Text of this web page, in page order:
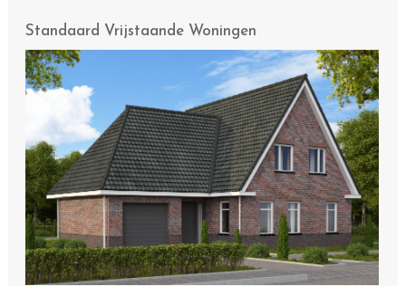
Standaard Vrijstaande Woningen